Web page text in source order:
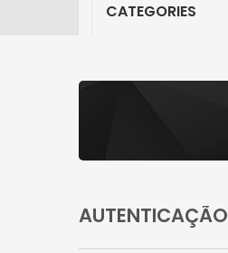
CATEGORIES
AUTENTICAÇÃO